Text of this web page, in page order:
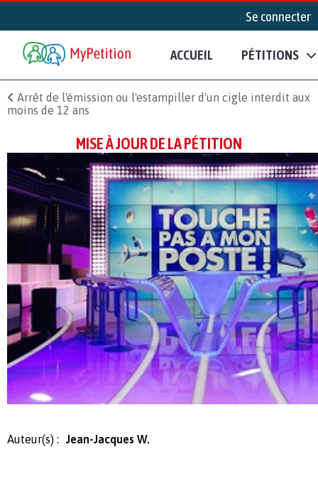
Se connecter
ACCUEIL PÉTITIONS
Arrêt de l'émission ou l'estampiller d'un cigle interdit aux
moins de 12 ans
MISE À JOUR DE LA PÉTITION
Auteur(s) : Jean-Jacques W.